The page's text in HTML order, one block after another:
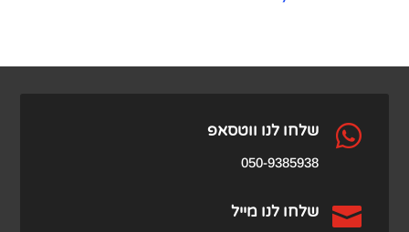
 שלחו לנו ווטסאפ
050-9385938
 שלחו לנו מייל